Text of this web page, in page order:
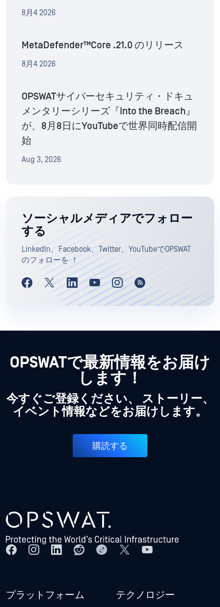
8月4 2026
MetaDefender™Core .21.0 のリリース
8月4 2026
OPSWATサイバーセキュリティ・ドキュ
メンタリーシリーズ『Into the Breach』
が、8月8日にYouTubeで世界同時配信開
始
Aug 3, 2026
ソーシャルメディアでフォロー
する
LinkedIn、Facebook、Twitter、YouTubeでOPSWAT
のフォローを ！
OPSWATで最新情報をお届け
します！
今すぐご登録ください、 ストーリー、
イベント情報などをお届けします。
購読する
プラットフォーム テクノロジー